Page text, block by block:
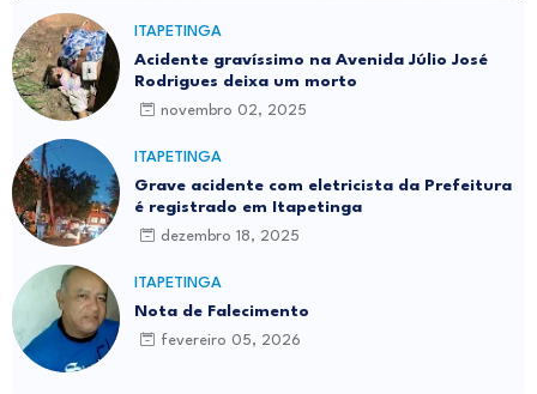
ITAPETINGA
Acidente gravíssimo na Avenida Júlio José
Rodrigues deixa um morto
novembro 02, 2025
ITAPETINGA
Grave acidente com eletricista da Prefeitura
é registrado em Itapetinga
dezembro 18, 2025
ITAPETINGA
Nota de Falecimento
fevereiro 05, 2026